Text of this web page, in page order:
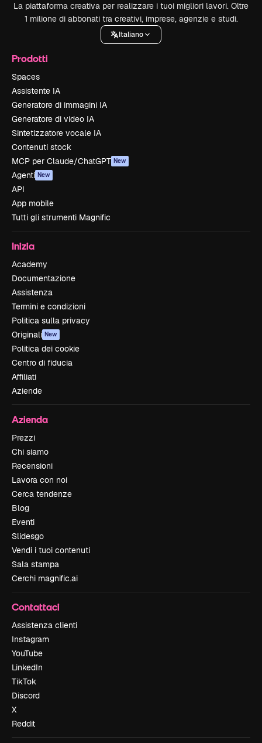
La piattaforma creativa per realizzare i tuoi migliori lavori. Oltre
1 milione di abbonati tra creativi, imprese, agenzie e studi.
Italiano
Prodotti
Spaces
Assistente IA
Generatore di immagini IA
Generatore di video IA
Sintetizzatore vocale IA
Contenuti stock
MCP per Claude/ChatGPT New
Agenti New
API
App mobile
Tutti gli strumenti Magnific
Inizia
Academy
Documentazione
Assistenza
Termini e condizioni
Politica sulla privacy
Originali New
Politica dei cookie
Centro di fiducia
Affiliati
Aziende
Azienda
Prezzi
Chi siamo
Recensioni
Lavora con noi
Cerca tendenze
Blog
Eventi
Slidesgo
Vendi i tuoi contenuti
Sala stampa
Cerchi magnific.ai
Contattaci
Assistenza clienti
Instagram
YouTube
LinkedIn
TikTok
Discord
X
Reddit